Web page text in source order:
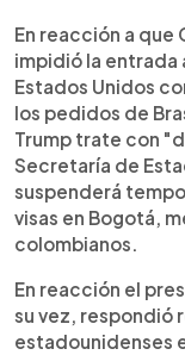
En reacción a que
impidió la entrada
Estados Unidos
los pedidos de
Trump trate con
Secretaría de
suspenderá
visas en Bogotá,
colombianos.
En reacción el
su vez, respondió
estadounidenses